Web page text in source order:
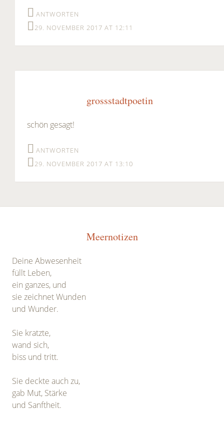
ANTWORTEN
29. NOVEMBER 2017 AT 12:11
grossstadtpoetin
schön gesagt!
ANTWORTEN
29. NOVEMBER 2017 AT 13:10
Meernotizen
Deine Abwesenheit
füllt Leben,
ein ganzes, und
sie zeichnet Wunden
und Wunder.
Sie kratzte,
wand sich,
biss und tritt.
Sie deckte auch zu,
gab Mut, Stärke
und Sanftheit.